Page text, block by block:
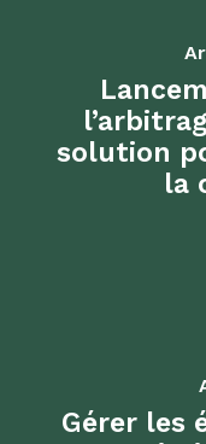
solution
la
Gérer les